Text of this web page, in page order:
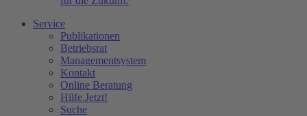
Service
Publikationen
Betriebsrat
Managementsystem
Kontakt
Online Beratung
Hilfe.Jetzt!
Suche